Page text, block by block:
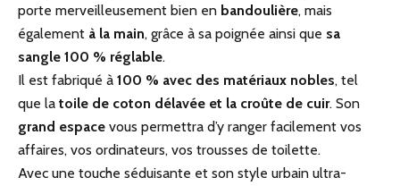
porte merveilleusement bien en bandoulière, mais
également à la main, grâce à sa poignée ainsi que sa
sangle 100 % réglable.
Il est fabriqué à 100 % avec des matériaux nobles, tel
que la toile de coton délavée et la croûte de cuir. Son
grand espace vous permettra d’y ranger facilement vos
affaires, vos ordinateurs, vos trousses de toilette.
Avec une touche séduisante et son style urbain ultra-